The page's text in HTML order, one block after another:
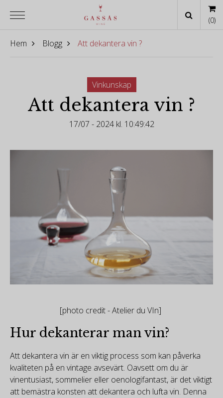
Hem Blogg Att dekantera vin ?
Vinkunskap
Att dekantera vin ?
17/07 - 2024 kl. 10:49:42
[photo credit - Atelier du VIn]
Hur dekanterar man vin?
Att dekantera vin är en viktig process som kan påverka
kvaliteten på en vintage avsevärt. Oavsett om du är
vinentusiast, sommelier eller oenologifantast, är det viktigt
att bemästra konsten att dekantera och lufta vin. Denna
(0)